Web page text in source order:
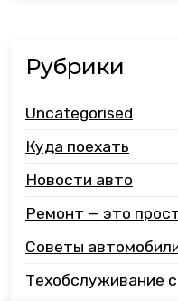
Рубрики
Uncategorised
Куда поехать
Новости авто
Ремонт — это
Советы
Техобслуживание